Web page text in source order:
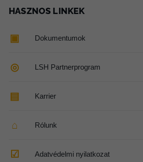
HASZNOS LINKEK
▣ Dokumentumok
◎ LSH Partnerprogram
▤ Karrier
⌂ Rólunk
☑ Adatvédelmi nyilatkozat